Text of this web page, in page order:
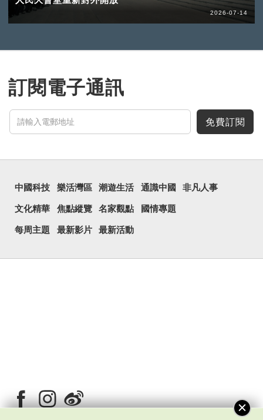
2026-07-14
訂閱電子通訊
免費訂閱
中國科技 樂活灣區 潮遊生活 通識中國 非凡人事
文化精華 焦點縱覽 名家觀點 國情專題
每周主題 最新影片 最新活動